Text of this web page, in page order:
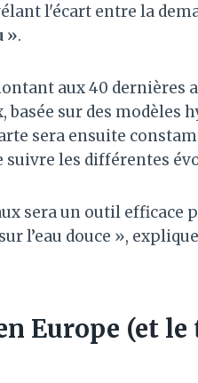
l'écart entre la
».
aux 40 dernières
basée sur des modèles
sera ensuite
les différentes
sera un outil
l’eau douce »,
Europe (et